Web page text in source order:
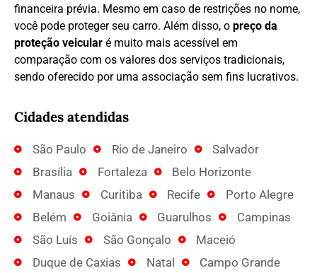
financeira prévia. Mesmo em caso de restrições no nome,
você pode proteger seu carro. Além disso, o preço da
proteção veicular é muito mais acessível em
comparação com os valores dos serviços tradicionais,
sendo oferecido por uma associação sem fins lucrativos.
Cidades atendidas
São Paulo Rio de Janeiro
Salvador
Brasília
Fortaleza
Belo Horizonte
Manaus
Curitiba Recife
Porto Alegre
Belém
Goiânia Guarulhos
Campinas
São Luís
São Gonçalo
Maceió
Duque de Caxias
Natal
Campo Grande